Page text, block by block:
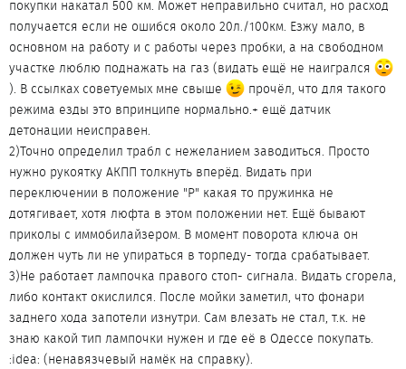
покупки накатал 500 км. Может неправильно считал, но расход
получается если не ошибся около 20л./100км. Езжу мало, в
основном на работу и с работы через пробки, а на свободном
участке люблю поднажать на газ (видать ещё не наигрался
). В ссылках советуемых мне свыше
прочёл, что для такого
режима езды это впринципе нормально.+ ещё датчик
детонации неисправен.
2)Точно определил трабл с нежеланием заводиться. Просто
нужно рукоятку АКПП толкнуть вперёд. Видать при
переключении в положение "Р" какая то пружинка не
дотягивает, хотя люфта в этом положении нет. Ещё бывают
приколы с иммобилайзером. В момент поворота ключа он
должен чуть ли не упираться в торпеду- тогда срабатывает.
3)Не работает лампочка правого стоп- сигнала. Видать сгорела,
либо контакт окислился. После мойки заметил, что фонари
заднего хода запотели изнутри. Сам влезать не стал, т.к. не
знаю какой тип лампочки нужен и где её в Одессе покупать.
:idea: (ненавязчевый намёк на справку).